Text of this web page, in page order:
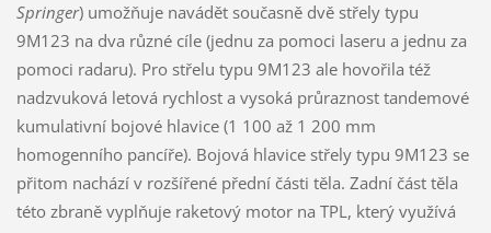
Springer) umožňuje navádět současně dvě střely typu
9M123 na dva různé cíle (jednu za pomoci laseru a jednu za
pomoci radaru). Pro střelu typu 9M123 ale hovořila též
nadzvuková letová rychlost a vysoká průraznost tandemové
kumulativní bojové hlavice (1 100 až 1 200 mm
homogenního pancíře). Bojová hlavice střely typu 9M123 se
přitom nachází v rozšířené přední části těla. Zadní část těla
této zbraně vyplňuje raketový motor na TPL, který využívá